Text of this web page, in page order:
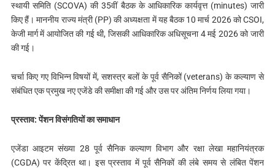
स्थायी समिति (SCOVA) की 35वीं बैठक के आधिकारिक कार्यवृत्त (minutes) जारी
किए हैं। माननीय राज्य मंत्री (PP) की अध्यक्षता में यह बैठक 10 मार्च 2026 को CSOI,
केजी मार्ग में आयोजित की गई थी, जिसकी आधिकारिक अधिसूचना 4 मई 2026 को जारी
की गई।
चर्चा किए गए विभिन्न विषयों में, सशस्त्र बलों के पूर्व सैनिकों (veterans) के कल्याण से
संबंधित एक प्रमुख नए एजेंडे की समीक्षा की गई और उस पर अंतिम निर्णय लिया गया।
प्रस्ताव: पेंशन विसंगतियों का समाधान
एजेंडा आइटम संख्या 28 पूर्व सैनिक कल्याण विभाग और रक्षा लेखा महानियंत्रक
(CGDA) पर केंद्रित था। इस प्रस्ताव में पूर्व सैनिकों की लंबे समय से लंबित पेंशन